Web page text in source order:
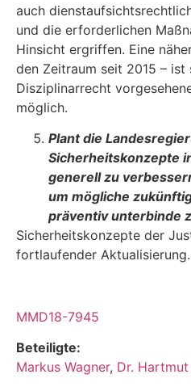
auch
und die erforderlichen
Hinsicht ergriffen. Eine
den Zeitraum seit 2015 – ist
Disziplinarrecht
möglich.
Plant die
Sicherheitskonzepte
generell zu
um mögliche
präven­tiv unterbinde
Sicherheitskonzepte der
fortlaufender Aktualisierung.
MMD18-7945
Beteiligte:
Markus Wagner, Dr.